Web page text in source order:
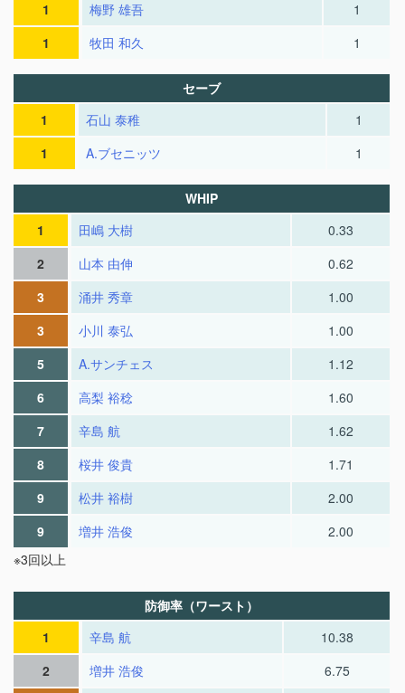
1
梅野 雄吾
1
1
牧田 和久 1
セーブ
1
石山 泰稚
1
1
A.ブセニッツ 1
WHIP
1
田嶋 大樹
0.33
2
山本 由伸
0.62
3
涌井 秀章
1.00
3
小川 泰弘
1.00
5
A.サンチェス
1.12
6
高梨 裕稔
1.60
7
辛島 航
1.62
8
桜井 俊貴
1.71
9
松井 裕樹
2.00
9
増井 浩俊
2.00
※3回以上
防御率（ワースト）
1
辛島 航
10.38
2
増井 浩俊
6.75